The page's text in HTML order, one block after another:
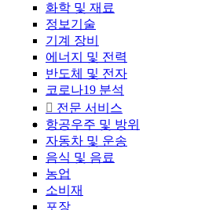
화학 및 재료
정보기술
기계 장비
에너지 및 전력
반도체 및 전자
코로나19 분석
전문 서비스
항공우주 및 방위
자동차 및 운송
음식 및 음료
농업
소비재
포장